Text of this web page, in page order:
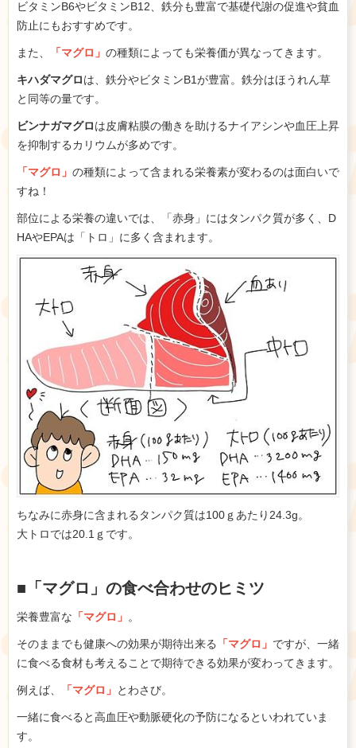
ビタミンB6やビタミンB12、鉄分も豊富で基礎代謝の促進や貧血
防止にもおすすめです。
また、 「マグロ」 の種類によっても栄養価が異なってきます。
キハダマグロは、鉄分やビタミンB1が豊富。鉄分はほうれん草
と同等の量です。
ビンナガマグロは皮膚粘膜の働きを助けるナイアシンや血圧上昇
を抑制するカリウムが多めです。
「マグロ」 の種類によって含まれる栄養素が変わるのは面白いで
すね！
部位による栄養の違いでは、「赤身」にはタンパク質が多く、D
HAやEPAは「トロ」に多く含まれます。
ちなみに赤身に含まれるタンパク質は100ｇあたり24.3g。
大トロでは20.1ｇです。
■「マグロ」の食べ合わせのヒミツ
栄養豊富な 「マグロ」 。
そのままでも健康への効果が期待出来る 「マグロ」 ですが、一緒
に食べる食材も考えることで期待できる効果が変わってきます。
例えば、 「マグロ」 とわさび。
一緒に食べると高血圧や動脈硬化の予防になるといわれていま
す。